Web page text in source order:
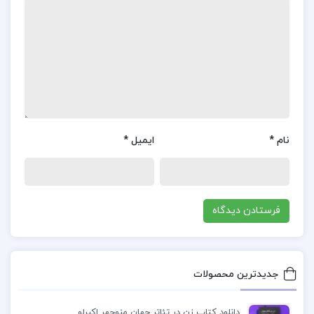
کتابی
که در این متن به آن اشاره شده، با رویکردی
این ویژگی آن را به منبعی ایده‌آل برای افراد مبتدی و
نیز کسانی که به دنبال مرور و تقویت مهارت‌های زبانی
خود هستند، تبدیل کرده است.
چرا باید کتابگرامر برای مکالمه زبان انگلیسی سعید
عنایت پور
نام * ایمیل *
جدیدترین محصولات